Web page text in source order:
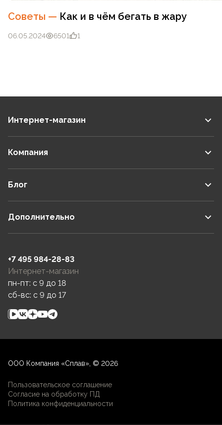
Советы — Как и в чём бегать в жару
06.05.2024 6501 1
Интернет-магазин
Компания
Блог
Дополнительно
+7 495 984-28-83
Интернет-магазин
пн-пт: c 9 до 18
сб-вс: c 9 до 17
ООО Компания «Сплав», © 2026
Пользовательское соглашение
Согласие на обработку ПД
Политика конфиденциальности